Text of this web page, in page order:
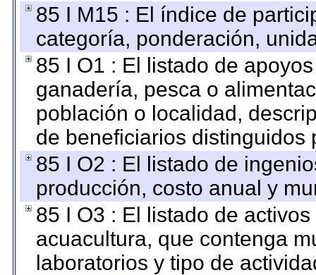
85 I M15 : El índice de
categoría, ponderación,
85 I O1 : El listado de
ganadería, pesca o
población o localidad,
de beneficiarios distinguidos
85 I O2 : El listado de
producción, costo anual y
85 I O3 : El listado de
acuacultura, que contenga
laboratorios y tipo de